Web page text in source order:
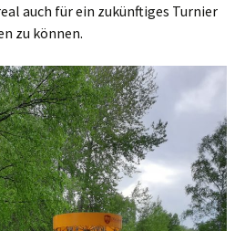
auch für ein zukünf­ti­ges Tur­nier
zu können.